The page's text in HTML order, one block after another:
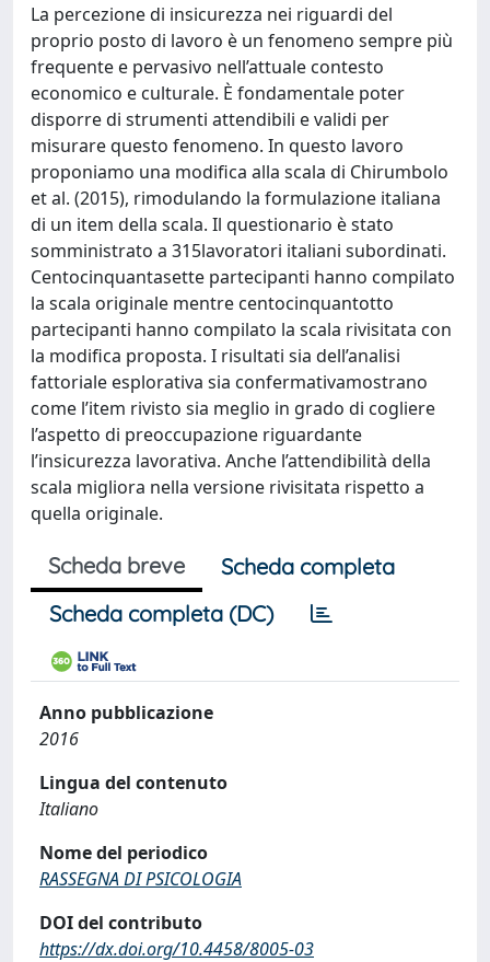
La percezione di insicurezza nei riguardi del
proprio posto di lavoro è un fenomeno sempre più
frequente e pervasivo nell’attuale contesto
economico e culturale. È fondamentale poter
disporre di strumenti attendibili e validi per
misurare questo fenomeno. In questo lavoro
proponiamo una modifica alla scala di Chirumbolo
et al. (2015), rimodulando la formulazione italiana
di un item della scala. Il questionario è stato
somministrato a 315lavoratori italiani subordinati.
Centocinquantasette partecipanti hanno compilato
la scala originale mentre centocinquantotto
partecipanti hanno compilato la scala rivisitata con
la modifica proposta. I risultati sia dell’analisi
fattoriale esplorativa sia confermativamostrano
come l’item rivisto sia meglio in grado di cogliere
l’aspetto di preoccupazione riguardante
l’insicurezza lavorativa. Anche l’attendibilità della
scala migliora nella versione rivisitata rispetto a
quella originale.
Scheda breve
Scheda completa
Scheda completa (DC)
Anno pubblicazione
2016
Lingua del contenuto
Italiano
Nome del periodico
RASSEGNA DI PSICOLOGIA
DOI del contributo
https://dx.doi.org/10.4458/8005-03